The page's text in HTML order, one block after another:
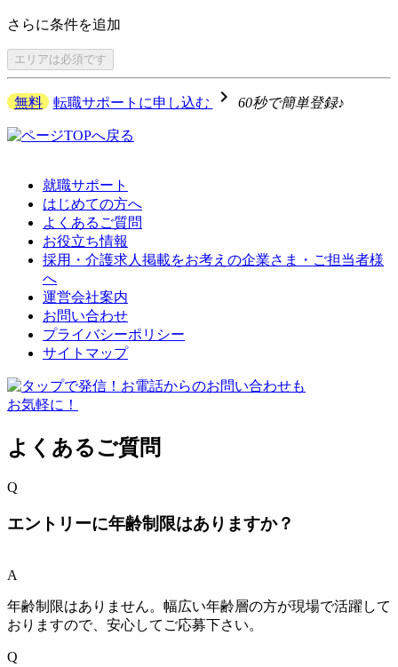
さらに条件を追加
エリアは必須です
無料 転職サポートに申し込む navigate_next 60秒で簡単登録♪
就職サポート
はじめての方へ
よくあるご質問
お役立ち情報
採用・介護求人掲載をお考えの企業さま・ご担当者様
へ
運営会社案内
お問い合わせ
プライバシーポリシー
サイトマップ
よくあるご質問
Q
エントリーに年齢制限はありますか？
A
年齢制限はありません。幅広い年齢層の方が現場で活躍して
おりますので、安心してご応募下さい。
Q